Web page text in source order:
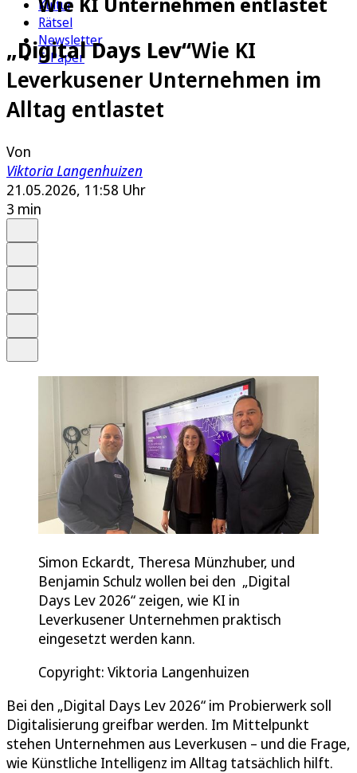
Kultur
Rätsel
Newsletter
E-Paper
„Digital Days Lev“Wie KI
Leverkusener Unternehmen im
Alltag entlastet
Von
Viktoria Langenhuizen
21.05.2026, 11:58 Uhr
3 min
Simon Eckardt, Theresa Münzhuber, und
Benjamin Schulz wollen bei den „Digital
Days Lev 2026“ zeigen, wie KI in
Leverkusener Unternehmen praktisch
eingesetzt werden kann.
Copyright: Viktoria Langenhuizen
Bei den „Digital Days Lev 2026“ im Probierwerk soll
Digitalisierung greifbar werden. Im Mittelpunkt
stehen Unternehmen aus Leverkusen – und die Frage,
wie Künstliche Intelligenz im Alltag tatsächlich hilft.